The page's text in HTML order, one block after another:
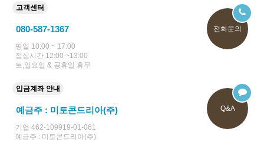
고객센터
080-587-1367
평일 10:00 ~ 17:00
점심시간 12:00 ~13:00
토,일요일 & 공휴일 휴무
전화문의
입금계좌 안내
예금주 : 미토콘드리아(주)
기업 462-109919-01-061
예금주 : 미토콘드리아(주)
Q&A